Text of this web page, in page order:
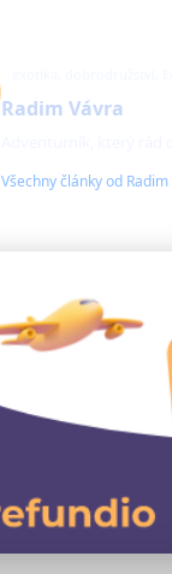
Radim Vávra
Všechny články od